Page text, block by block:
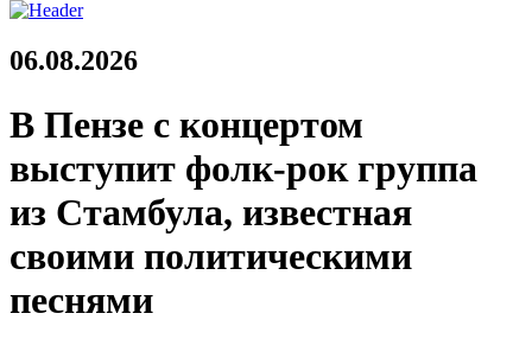
06.08.2026
В Пензе с концертом
выступит фолк-рок группа
из Стамбула, известная
своими политическими
песнями